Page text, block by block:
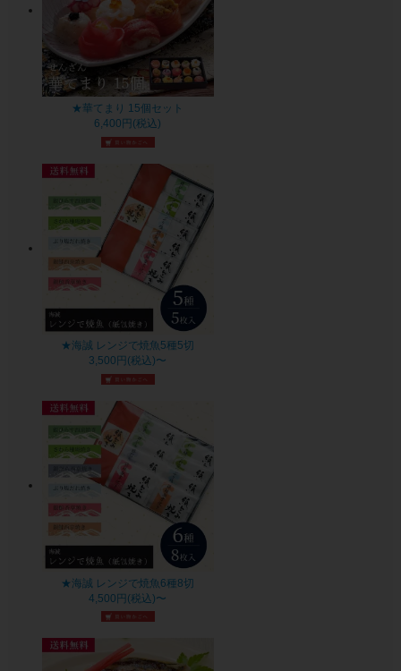
★華てまり 15個セット
6,400円(税込)
★海誠 レンジで焼魚5種5切
3,500円(税込)〜
★海誠 レンジで焼魚6種8切
4,500円(税込)〜